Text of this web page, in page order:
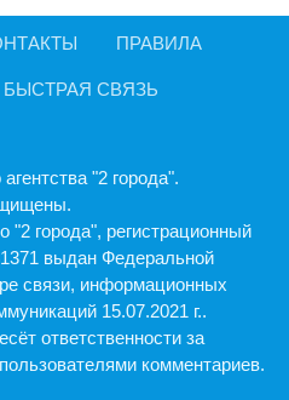
ПРАВИЛА
БЫСТРАЯ СВЯЗЬ
"2 города".
"2 города", регистрационный
выдан Федеральной
связи, информационных
15.07.2021 г..
ответственности за
комментариев.